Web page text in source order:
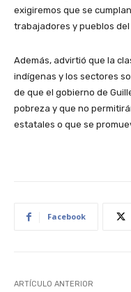
exigiremos que se
trabajadores y pueblos del
Además, advirtió que la
indígenas y los sectores
de que el gobierno de
pobreza y que no
estatales o que se
Facebook
ARTÍCULO ANTERIOR